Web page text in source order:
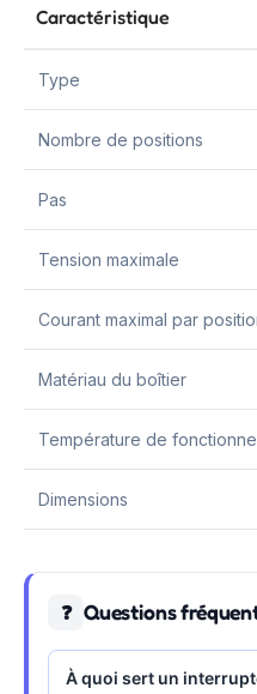
Caractéristique
Type
Nombre de positions
Pas
Tension maximale
Courant maximal par
Matériau du boîtier
Température de
Dimensions
❓ Questions
À quoi sert un